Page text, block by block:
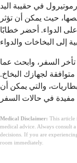
في حقيبة اليد
حيث يمكن أن تؤثر
الدواء. أحضر خطابًا
السفر، وابحث عما
لجهازك البخاخ.
والتي يمكن أن
Medical Disclaimer: This article
medical advice. Always consult
decisions. If you are
room immediately.